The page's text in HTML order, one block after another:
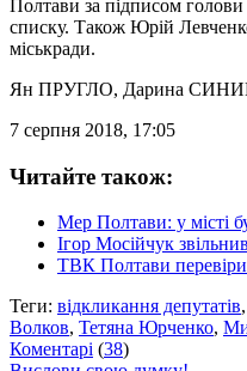
Полтави за підписом
списку. Також Юрій
міськради.
Ян ПРУГЛО, Дарина
7 серпня 2018, 17:05
Читайте також:
Мер Полтави: у місті
Ігор Мосійчук
ТВК Полтави
Теги: відкликання депутатів,
Волков, Тетяна Юрченко,
Коментарі (38)